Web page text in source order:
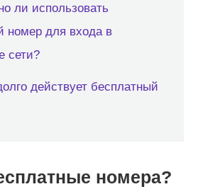
ли использовать
номер для входа в
сети?
действует бесплатный
номера?